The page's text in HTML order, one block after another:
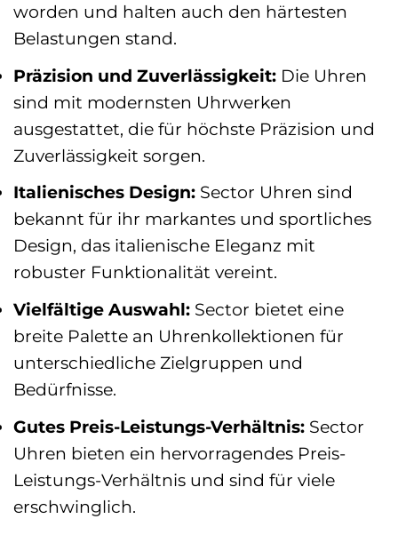
worden und halten auch den härtesten
Belastungen stand.
Präzision und Zuverlässigkeit: Die Uhren
sind mit modernsten Uhrwerken
ausgestattet, die für höchste Präzision und
Zuverlässigkeit sorgen.
Italienisches Design: Sector Uhren sind
bekannt für ihr markantes und sportliches
Design, das italienische Eleganz mit
robuster Funktionalität vereint.
Vielfältige Auswahl: Sector bietet eine
breite Palette an Uhrenkollektionen für
unterschiedliche Zielgruppen und
Bedürfnisse.
Gutes Preis-Leistungs-Verhältnis: Sector
Uhren bieten ein hervorragendes Preis-
Leistungs-Verhältnis und sind für viele
erschwinglich.